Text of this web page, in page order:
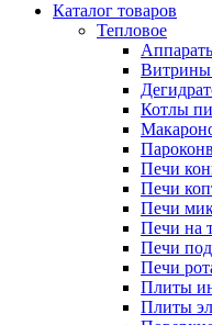
Каталог товаров
Тепловое
Витрины
Котлы
Печи
Печи
Печи
Печи на
Печи
Печи
Плиты
Плиты